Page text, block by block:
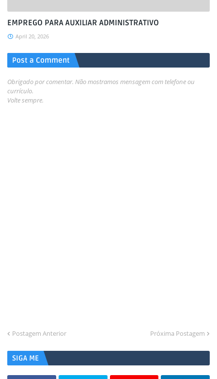
EMPREGO PARA AUXILIAR ADMINISTRATIVO
April 20, 2026
Post a Comment
Obrigado por comentar. Não mostramos mensagem com telefone ou
currículo.
Volte sempre.
Postagem Anterior Próxima Postagem
SIGA ME